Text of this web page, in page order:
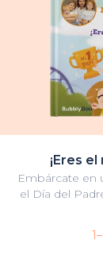
¡Eres
Embárcate en
el Día del
todas las